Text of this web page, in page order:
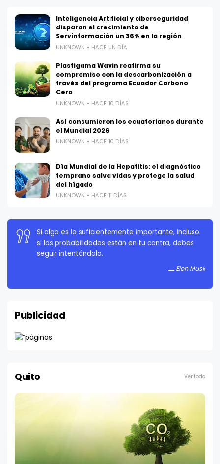
Inteligencia Artificial y ciberseguridad
disparan el crecimiento de
Servinformación un 36% en la región
UNKNOWN HACE UN DÍA
Plastigama Wavin reafirma su
compromiso con la descarbonización a
través del programa Ecuador Carbono
Cero
UNKNOWN HACE 10 DÍAS
Así consumieron los ecuatorianos durante
el Mundial 2026
UNKNOWN HACE 10 DÍAS
Día Mundial de la Hepatitis: el diagnóstico
temprano salva vidas y protege la salud
del hígado
UNKNOWN HACE 11 DÍAS
Si algo es lo suficientemente importante, incluso
si las probabilidades están en tu contra, debes
seguir intentándolo.
Elon Musk
Publicidad
Quito Ver todo